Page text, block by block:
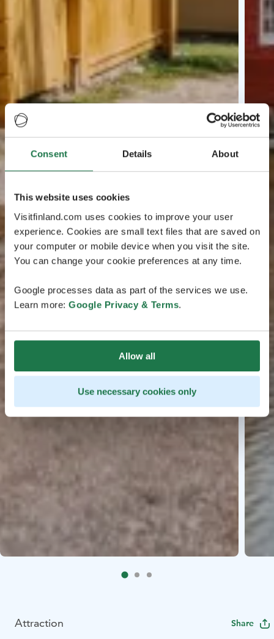
Consent Details About
This website uses cookies
Visitfinland.com uses cookies to improve your user
experience. Cookies are small text files that are saved on
your computer or mobile device when you visit the site.
You can change your cookie preferences at any time.
Google processes data as part of the services we use.
Learn more: Google Privacy & Terms.
Allow all
Use necessary cookies only
Attraction Share